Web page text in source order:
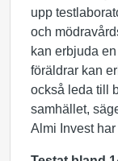
upp
och
kan erbjuda
föräldrar kan
också leda till
samhället,
Almi Invest